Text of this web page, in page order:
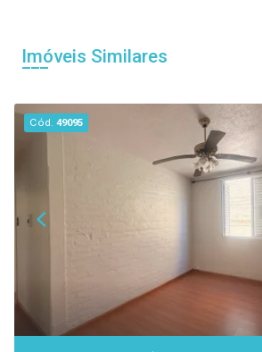
Imóveis Similares
Cód.49095